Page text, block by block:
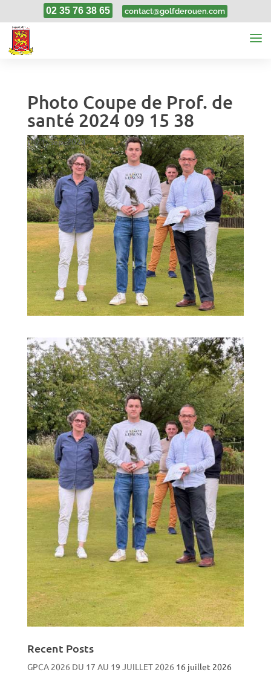
02 35 76 38 65 contact@golfderouen.com
Photo Coupe de Prof. de
santé 2024 09 15 38
21, Sep, 2024
Recent Posts
GPCA 2026 DU 17 AU 19 JUILLET 2026 16 juillet 2026